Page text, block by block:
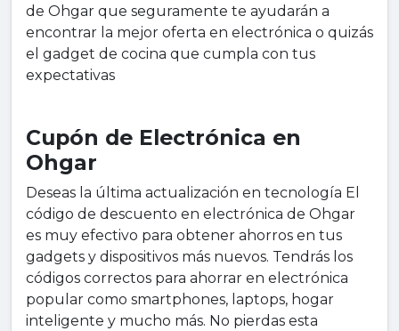
de Ohgar que seguramente te ayudarán a
encontrar la mejor oferta en electrónica o quizás
el gadget de cocina que cumpla con tus
expectativas
Cupón de Electrónica en
Ohgar
Deseas la última actualización en tecnología El
código de descuento en electrónica de Ohgar
es muy efectivo para obtener ahorros en tus
gadgets y dispositivos más nuevos. Tendrás los
códigos correctos para ahorrar en electrónica
popular como smartphones, laptops, hogar
inteligente y mucho más. No pierdas esta